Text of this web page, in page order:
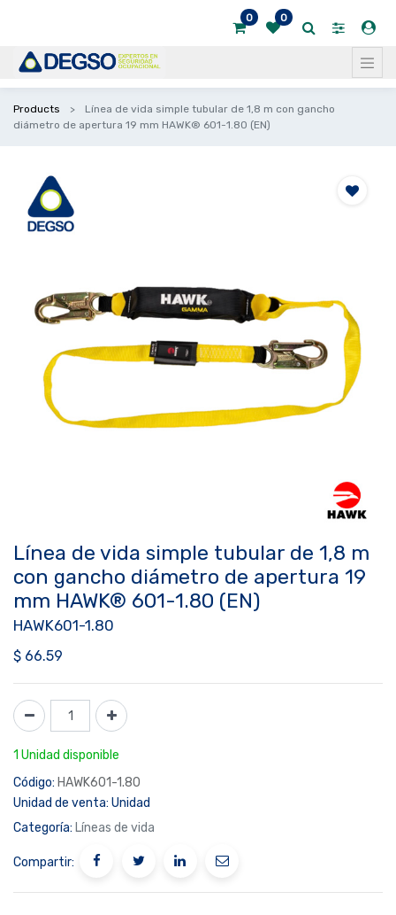
0 0
Products
Línea de vida simple tubular de 1,8 m con gancho
diámetro de apertura 19 mm HAWK® 601-1.80 (EN)
Línea de vida simple tubular de 1,8 m
con gancho diámetro de apertura 19
mm HAWK® 601-1.80 (EN)
HAWK601-1.80
$ 66.59
1 Unidad disponible
Código: HAWK601-1.80
Unidad de venta: Unidad
Categoría: Líneas de vida
Compartir: